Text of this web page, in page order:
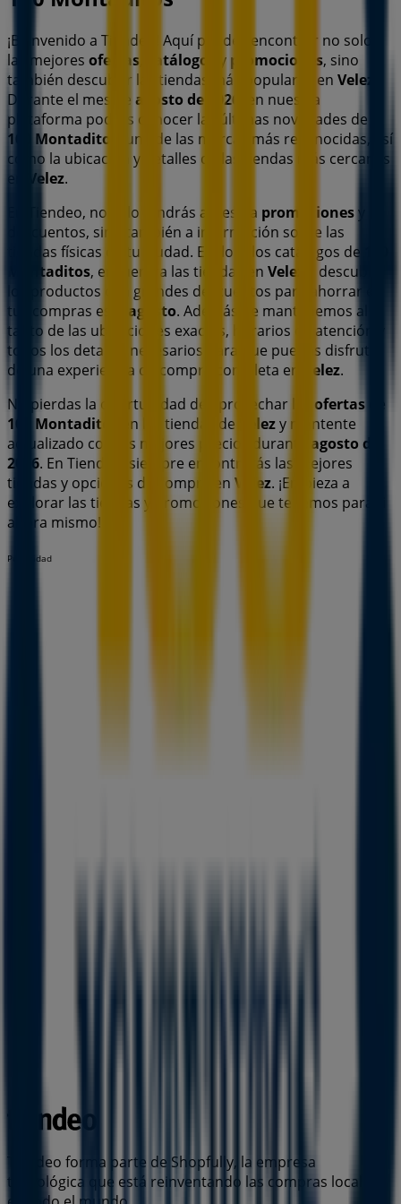
¡Bienvenido a Tiendeo! Aquí puedes encontrar no solo
las mejores ofertas catálogos y promociones, sino
también descubrir las tiendas más populares en Velez
Durante el mes de agosto de 2026
, en nuestra
plataforma podrás conocer las últimas novedades de
100 Montaditos
, una de las marcas más reconocidas, así
como la ubicación y detalles de las tiendas más cercanas
en
Velez.
En Tiendeo, no solo tendrás acceso a promocionesy
descuentos, sino también a información sobre las
tiendas físicas de tu ciudad. Explora los catálogos de
Montaditos, encuentra las tiendas en Velez
y descubre
los productos con grandes descuentos para ahorrar en
tus compras este agosto. Además, te mantenemos al
tanto de las ubicaciones exactas, horarios de atención y
todos los detalles necesarios para que puedas disfrutar
de una experiencia de compra completa en
Velez.
No pierdas la oportunidad de aprovechar las ofertas
100 Montaditos
en las tiendas de Velezy mantente
actualizado con los mejores precios durante
agosto de
2026. En Tiendeo, siempre encontrarás las mejores
tiendas y opciones de compra en Velez. ¡Empieza a
explorar las tiendas y promociones que tenemos para ti
ahora mismo!
Publicidad
Tiendeo forma parte de Shopfully, la empresa
tecnológica que está reinventando las compras locales